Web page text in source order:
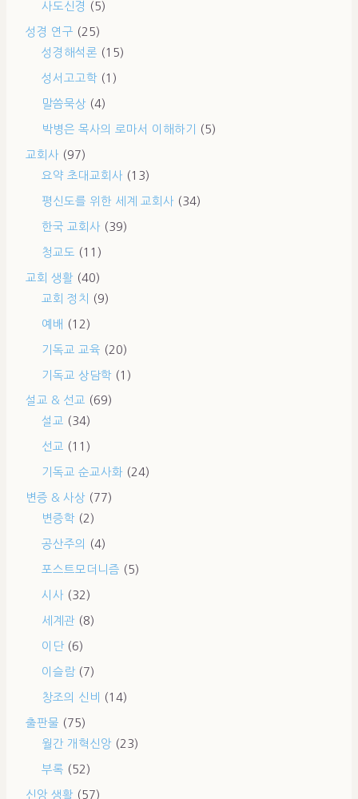
사도신경 (5)
성경 연구 (25)
성경해석론 (15)
성서고고학 (1)
말씀묵상 (4)
박병은 목사의 로마서 이해하기 (5)
교회사 (97)
요약 초대교회사 (13)
평신도를 위한 세계 교회사 (34)
한국 교회사 (39)
청교도 (11)
교회 생활 (40)
교회 정치
(9)
예배 (12)
기독교 교육 (20)
기독교 상담학 (1)
설교 & 선교 (69)
설교 (34)
선교 (11)
기독교 순교사화 (24)
변증 & 사상 (77)
변증학 (2)
공산주의 (4)
포스트모더니즘 (5)
시사 (32)
세계관 (8)
이단 (6)
이슬람 (7)
창조의 신비 (14)
출판물 (75)
월간 개혁신앙 (23)
부록 (52)
신앙 생활 (57)